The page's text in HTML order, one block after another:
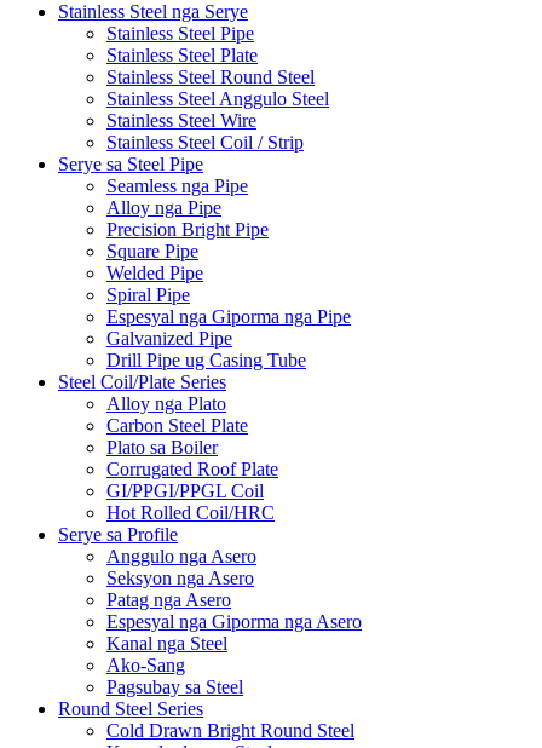
Stainless Steel nga Serye
Stainless Steel Pipe
Stainless Steel Plate
Stainless Steel Round Steel
Stainless Steel Anggulo Steel
Stainless Steel Wire
Stainless Steel Coil / Strip
Serye sa Steel Pipe
Seamless nga Pipe
Alloy nga Pipe
Precision Bright Pipe
Square Pipe
Welded Pipe
Spiral Pipe
Espesyal nga Giporma nga Pipe
Galvanized Pipe
Drill Pipe ug Casing Tube
Steel Coil/Plate Series
Alloy nga Plato
Carbon Steel Plate
Plato sa Boiler
Corrugated Roof Plate
GI/PPGI/PPGL Coil
Hot Rolled Coil/HRC
Serye sa Profile
Anggulo nga Asero
Seksyon nga Asero
Patag nga Asero
Espesyal nga Giporma nga Asero
Kanal nga Steel
Ako-Sang
Pagsubay sa Steel
Round Steel Series
Cold Drawn Bright Round Steel